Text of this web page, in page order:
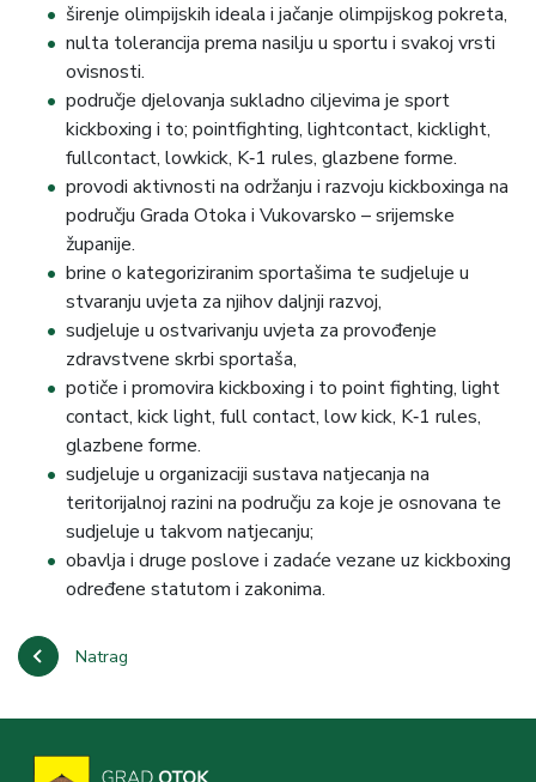
Natrag
širenje olimpijskih ideala i jačanje olimpijskog pokreta,
nulta tolerancija prema nasilju u sportu i svakoj vrsti
ovisnosti.
područje djelovanja sukladno ciljevima je sport
kickboxing i to; pointfighting, lightcontact, kicklight,
fullcontact, lowkick, K‐1 rules, glazbene forme.
provodi aktivnosti na održanju i razvoju kickboxinga na
području Grada Otoka i Vukovarsko – srijemske
županije.
brine o kategoriziranim sportašima te sudjeluje u
stvaranju uvjeta za njihov daljnji razvoj,
sudjeluje u ostvarivanju uvjeta za provođenje
zdravstvene skrbi sportaša,
potiče i promovira kickboxing i to point fighting, light
contact, kick light, full contact, low kick, K‐1 rules,
glazbene forme.
sudjeluje u organizaciji sustava natjecanja na
teritorijalnoj razini na području za koje je osnovana te
sudjeluje u takvom natjecanju;
obavlja i druge poslove i zadaće vezane uz kickboxing
određene statutom i zakonima.